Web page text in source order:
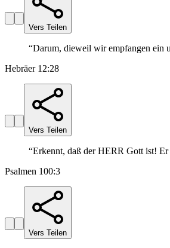
Vers Teilen
“Darum, dieweil wir empfangen ein
Hebräer 12:28
Vers Teilen
“Erkennt, daß der HERR Gott ist! Er
Psalmen 100:3
Vers Teilen